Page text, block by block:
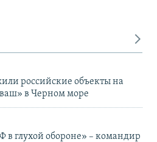
российские объекты на
в Черном море
в глухой обороне» – командир